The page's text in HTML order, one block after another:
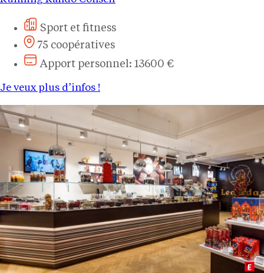
Sport et fitness
75 coopératives
Apport personnel: 13600 €
Je veux plus d’infos !